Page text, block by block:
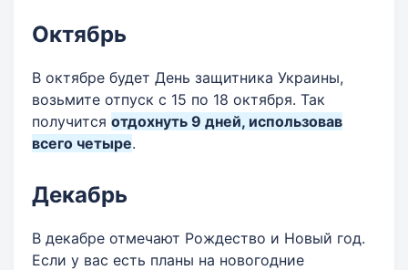
Октябрь
В октябре будет День защитника Украины,
возьмите отпуск с 15 по 18 октября. Так
получится отдохнуть 9 дней, использовав
всего четыре.
Декабрь
В декабре отмечают Рождество и Новый год.
Если у вас есть планы на новогодние